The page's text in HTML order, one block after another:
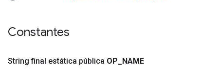
Constantes
String final estática pública OP NAME